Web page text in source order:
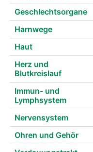
Geschlechtsorgane
Harnwege
Haut
Herz und
Blutkreislauf
Immun- und
Lymphsystem
Nervensystem
Ohren und Gehör